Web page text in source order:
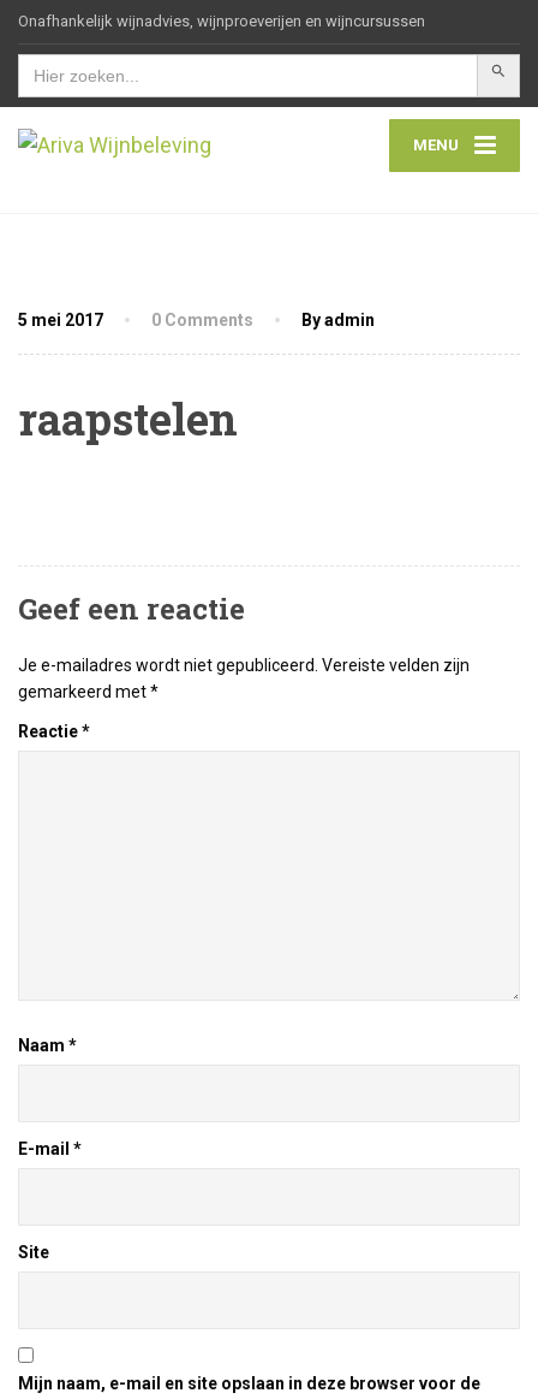
Onafhankelijk wijnadvies, wijnproeverijen en wijncursussen
Zoek
naar:
MENU
5 mei 2017 0 Comments By admin
raapstelen
Geef een reactie
Je e-mailadres wordt niet gepubliceerd. Vereiste velden zijn
gemarkeerd met*
Reactie*
Naam *
E-mail *
Site
Mijn naam, e-mail en site opslaan in deze browser voor de